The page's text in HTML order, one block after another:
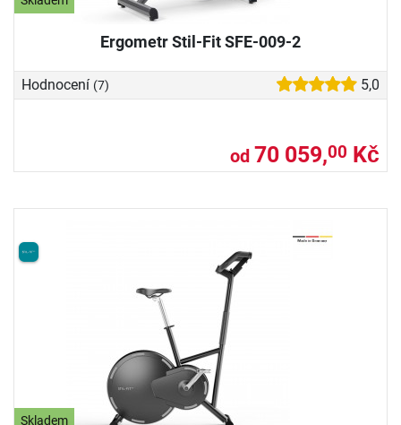
Ergometr Stil-Fit SFE-009-2
Hodnocení (7) 5,0
od 70 059,00 Kč
Skladem